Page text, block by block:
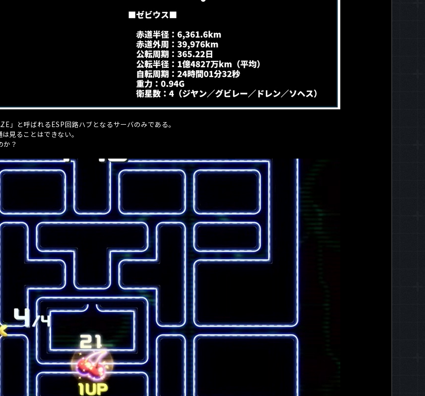
」と呼ばれるESP回路ハブとなるサーバのみである。
見ることはできない。
か？